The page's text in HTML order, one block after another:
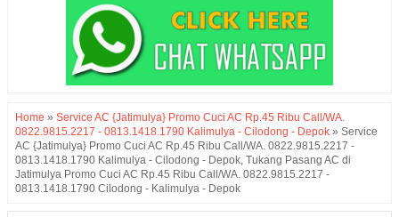
Home » Service AC {Jatimulya} Promo Cuci AC Rp.45 Ribu Call/WA.
0822.9815.2217 - 0813.1418.1790 Kalimulya - Cilodong - Depok » Service
AC {Jatimulya} Promo Cuci AC Rp.45 Ribu Call/WA. 0822.9815.2217 -
0813.1418.1790 Kalimulya - Cilodong - Depok, Tukang Pasang AC di
Jatimulya Promo Cuci AC Rp.45 Ribu Call/WA. 0822.9815.2217 -
0813.1418.1790 Cilodong - Kalimulya - Depok